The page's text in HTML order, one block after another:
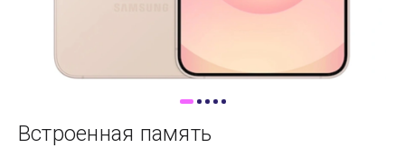
Встроенная память